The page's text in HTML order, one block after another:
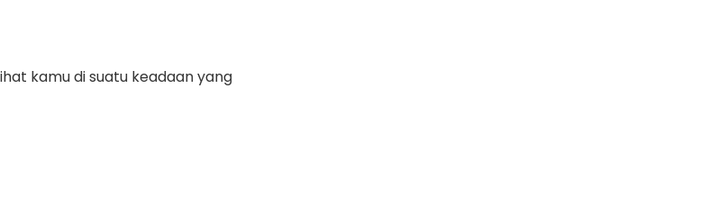
kamu di suatu keadaan yang